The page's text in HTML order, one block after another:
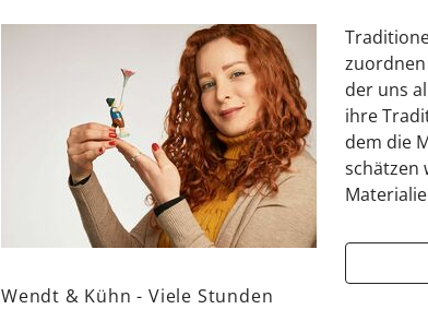
Wendt & Kühn - Viele Stunden
der uns
ihre
dem die
schätzen